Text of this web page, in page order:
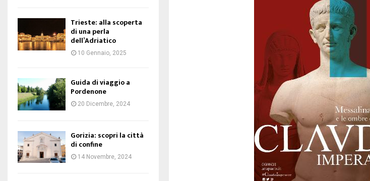
Trieste: alla scoperta
di una perla
dell’Adriatico
10 Gennaio, 2025
Guida di viaggio a
Pordenone
20 Dicembre, 2024
Gorizia: scopri la città
di confine
14 Novembre, 2024